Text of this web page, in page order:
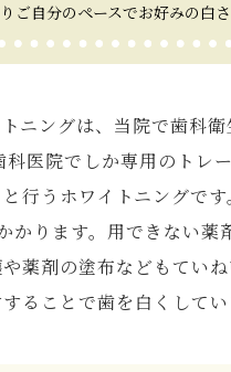
ご自分のペースでお好みの白
ニングは、当院で歯科
医院でしか専用のトレー
行うホワイトニングで
かります。用できない薬
薬剤の塗布などもていね
ることで歯を白くしてい